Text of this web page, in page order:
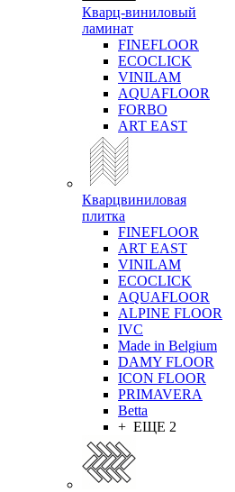
Кварц-виниловый
ламинат
FINEFLOOR
ECOCLICK
VINILAM
AQUAFLOOR
FORBO
ART EAST
Кварцвиниловая
плитка
FINEFLOOR
ART EAST
VINILAM
ECOCLICK
AQUAFLOOR
ALPINE FLOOR
IVC
Made in Belgium
DAMY FLOOR
ICON FLOOR
PRIMAVERA
Betta
+ ЕЩЕ 2